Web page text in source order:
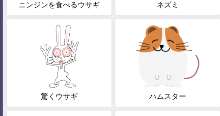
ニンジンを食べるウサギ ネズミ
驚くウサギ ハムスター